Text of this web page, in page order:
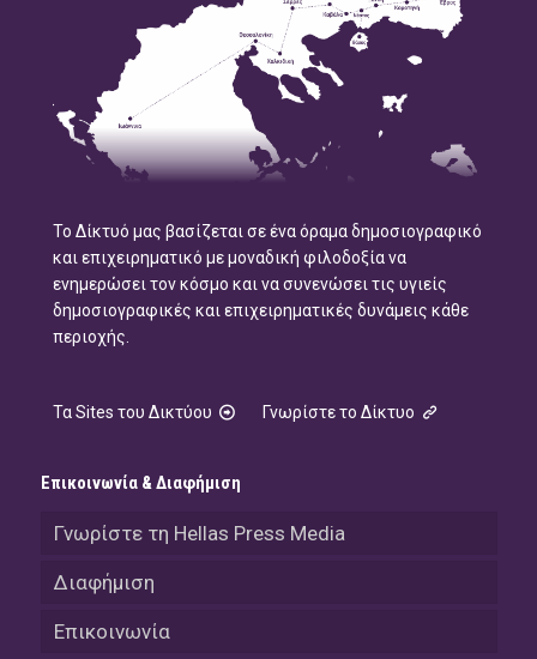
Το Δίκτυό μας βασίζεται σε ένα όραμα δημοσιογραφικό
και επιχειρηματικό με μοναδική φιλοδοξία να
ενημερώσει τον κόσμο και να συνενώσει τις υγιείς
δημοσιογραφικές και επιχειρηματικές δυνάμεις κάθε
περιοχής.
Τα Sites του Δικτύου Γνωρίστε το Δίκτυο
Επικοινωνία & Διαφήμιση
Γνωρίστε τη Hellas Press Media
Διαφήμιση
Επικοινωνία